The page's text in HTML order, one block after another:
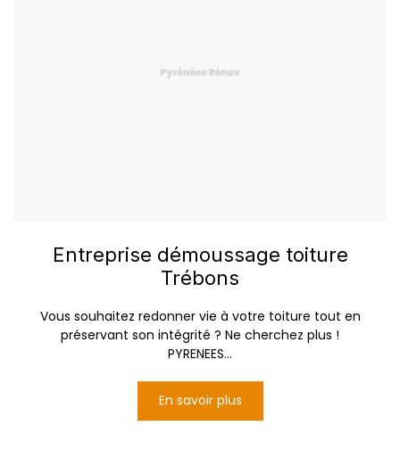
Entreprise démoussage toiture
Trébons
Vous souhaitez redonner vie à votre toiture tout en
préservant son intégrité ? Ne cherchez plus !
PYRENEES...
En savoir plus